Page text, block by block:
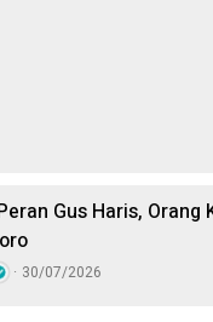
Gus Haris,
30/07/2026